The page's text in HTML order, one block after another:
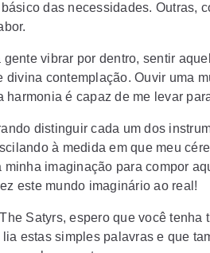
das necessidades. Outras,
vibrar por dentro, sentir
divina contemplação. Ouvir uma
harmonia é capaz de me levar
distinguir cada um dos
à medida em que meu
imaginação para compor
este mundo imaginário ao real!
Satyrs, espero que você tenha
estas simples palavras e que